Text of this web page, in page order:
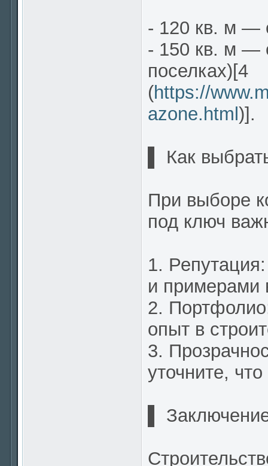
- 120 кв. м —
- 150 кв. м —
поселках)[4
(https://
azone.html )].
▌ Как
При выборе
под ключ
1.
и примерами
2.
опыт в
3.
уточните,
▌